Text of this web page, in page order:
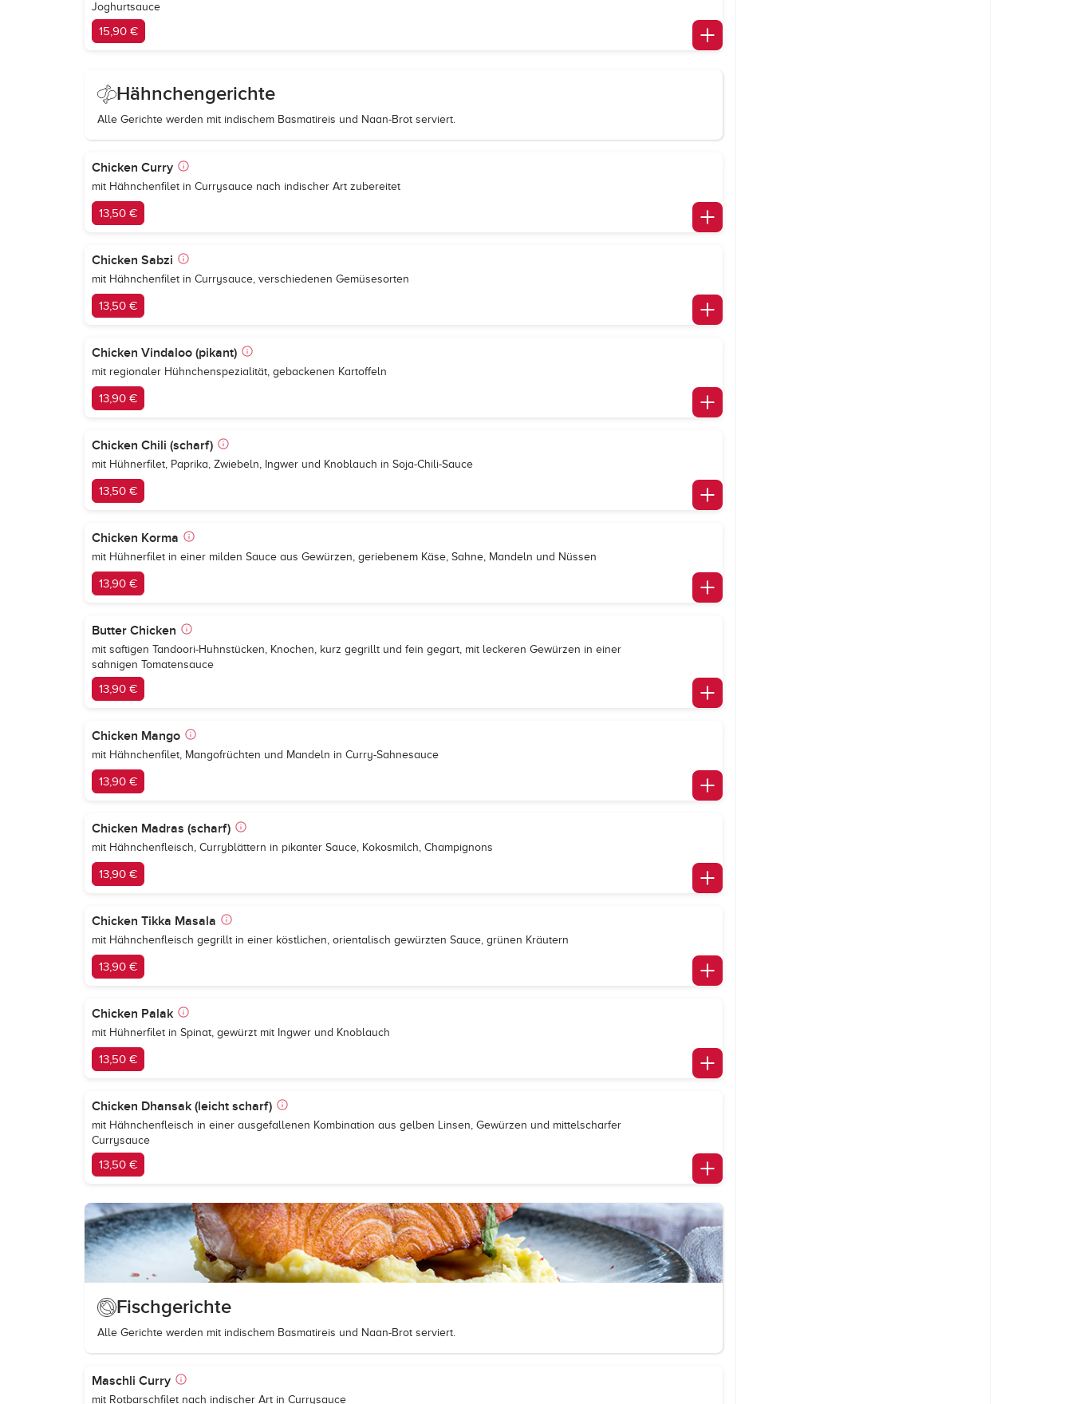
Joghurtsauce
15,90 €
Hähnchengerichte
Alle Gerichte werden mit indischem Basmatireis und Naan-Brot serviert.
Chicken Curry
mit Hähnchenfilet in Currysauce nach indischer Art zubereitet
13,50 €
Chicken Sabzi
mit Hähnchenfilet in Currysauce, verschiedenen Gemüsesorten
13,50 €
Chicken Vindaloo (pikant)
mit regionaler Hühnchenspezialität, gebackenen Kartoffeln
13,90 €
Chicken Chili (scharf)
mit Hühnerfilet, Paprika, Zwiebeln, Ingwer und Knoblauch in Soja-Chili-Sauce
13,50 €
Chicken Korma
mit Hühnerfilet in einer milden Sauce aus Gewürzen, geriebenem Käse, Sahne, Mandeln und Nüssen
13,90 €
Butter Chicken
mit saftigen Tandoori-Huhnstücken, Knochen, kurz gegrillt und fein gegart, mit leckeren Gewürzen in einer
sahnigen Tomatensauce
13,90 €
Chicken Mango
mit Hähnchenfilet, Mangofrüchten und Mandeln in Curry-Sahnesauce
13,90 €
Chicken Madras (scharf)
mit Hähnchenfleisch, Curryblättern in pikanter Sauce, Kokosmilch, Champignons
13,90 €
Chicken Tikka Masala
mit Hähnchenfleisch gegrillt in einer köstlichen, orientalisch gewürzten Sauce, grünen Kräutern
13,90 €
Chicken Palak
mit Hühnerfilet in Spinat, gewürzt mit Ingwer und Knoblauch
13,50 €
Chicken Dhansak (leicht scharf)
mit Hähnchenfleisch in einer ausgefallenen Kombination aus gelben Linsen, Gewürzen und mittelscharfer
Currysauce
13,50 €
Fischgerichte
Alle Gerichte werden mit indischem Basmatireis und Naan-Brot serviert.
Maschli Curry
mit Rotbarschfilet nach indischer Art in Currysauce